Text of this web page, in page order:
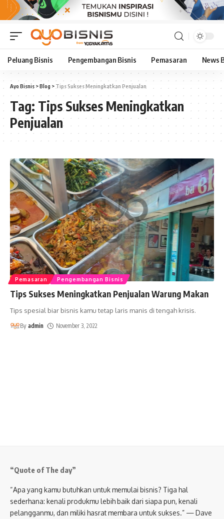
Peluang Bisnis Pengembangan Bisnis Pemasaran News
Ayo Bisnis >Blog > Tips Sukses Meningkatkan Penjualan
Tag: Tips Sukses Meningkatkan
Penjualan
Pemasaran Pengembangan Bisnis
Tips Sukses Meningkatkan Penjualan Warung Makan
Tips spesial biar bisnis kamu tetap laris manis di tengah krisis.
By admin November 3, 2022
“Quote of The day”
“Apa yang kamu butuhkan untuk memulai bisnis? Tiga hal
sederhana: kenali produkmu lebih baik dari siapa pun, kenali
pelangganmu, dan miliki hasrat membara untuk sukses.” — Dave